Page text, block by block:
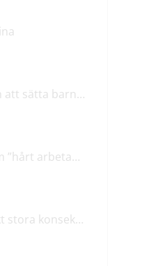
Det finns bättre alternativ än att sätta barn i fängelse
Därför talar Moderaterna om ”hårt arbetande människor”
Lågt barnafödande får på sikt stora konsekvenser